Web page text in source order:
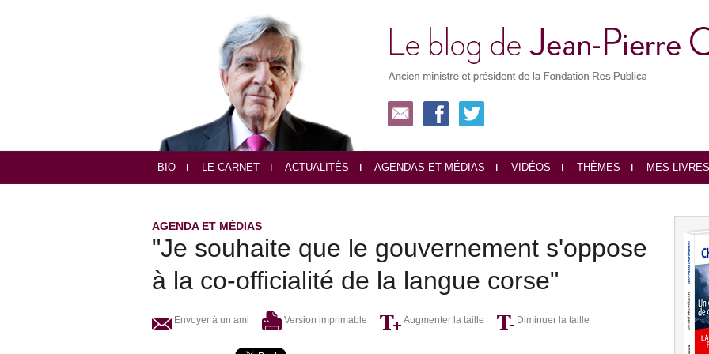
BIO LE CARNET ACTUALITÉS AGENDAS ET MÉDIAS VIDÉOS THÈMES MES LIVRES
AGENDA ET MÉDIAS
"Je souhaite que le gouvernement s'oppose
à la co-officialité de la langue corse"
Envoyer à un ami Version imprimable Augmenter la taille Diminuer la taille